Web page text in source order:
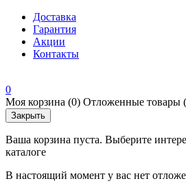
Доставка
Гарантия
Акции
Контакты
0
Моя корзина (0) Отложенные товары
Закрыть
Ваша корзина пуста. Выберите
каталоге
В настоящий момент у вас нет